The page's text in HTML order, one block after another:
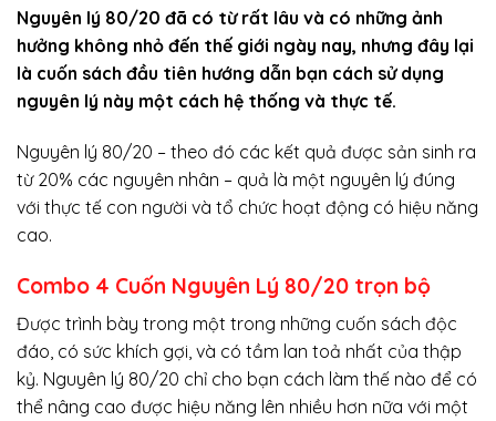
Nguyên lý 80/20 đã có từ rất lâu và có những ảnh
hưởng không nhỏ đến thế giới ngày nay, nhưng đây lại
là cuốn sách đầu tiên hướng dẫn bạn cách sử dụng
nguyên lý này một cách hệ thống và thực tế.
Nguyên lý 80/20 – theo đó các kết quả được sản sinh ra
từ 20% các nguyên nhân – quả là một nguyên lý đúng
với thực tế con người và tổ chức hoạt động có hiệu năng
cao.
Combo 4 Cuốn Nguyên Lý 80/20 trọn bộ
Được trình bày trong một trong những cuốn sách độc
đáo, có sức khích gợi, và có tầm lan toả nhất của thập
kỷ. Nguyên lý 80/20 chỉ cho bạn cách làm thế nào để có
thể nâng cao được hiệu năng lên nhiều hơn nữa với một